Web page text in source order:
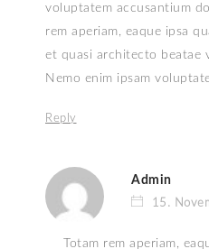
voluptatem accusantium
rem aperiam, eaque ipsa
et quasi architecto beatae
Nemo enim ipsam
Reply
Admin
15.
Totam rem aperiam,